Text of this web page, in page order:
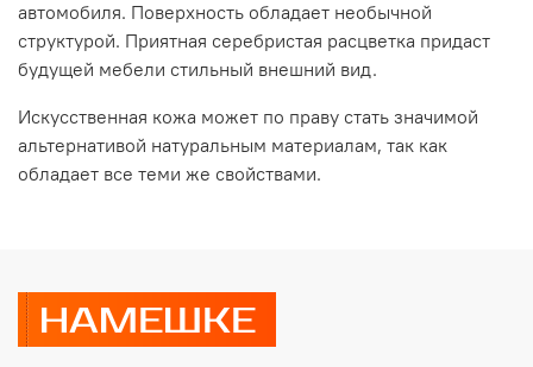
автомобиля. Поверхность обладает необычной
структурой. Приятная серебристая расцветка придаст
будущей мебели стильный внешний вид.
Искусственная кожа может по праву стать значимой
альтернативой натуральным материалам, так как
обладает все теми же свойствами.